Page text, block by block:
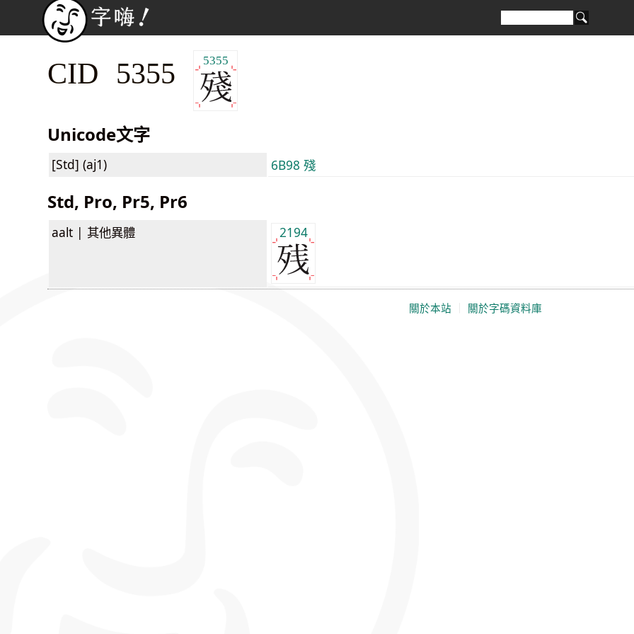
CID 5355 5355
Unicode文字
[Std] (aj1) 6B98 殘
Std, Pro, Pr5, Pr6
aalt | 其他異體 2194
關於本站 關於字碼資料庫